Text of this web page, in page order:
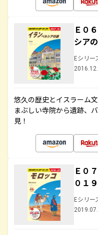
Ｅ０
シア
Eシリー
悠久の歴史とイスラーム
まぶしい寺院から遺跡、
見！
Ｅ０
０１
Eシリー